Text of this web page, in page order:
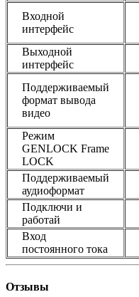
Входной
интерфейс
Выходной
интерфейс
Поддерживаемый
формат вывода
видео
Режим
GENLOCK Frame
LOCK
Поддерживаемый
аудиоформат
Подключи и
работай
Вход
постоянного тока
Отзывы